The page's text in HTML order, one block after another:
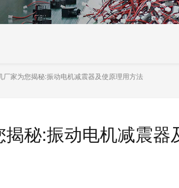
厂家为您揭秘:振动电机减震器及使原理用方法
秘:振动电机减震器